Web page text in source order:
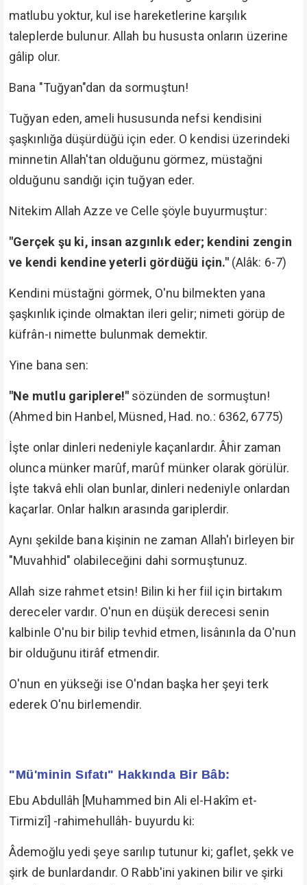
matlubu yoktur, kul ise hareketlerine karşılık
taleplerde bulunur. Allah bu hususta onların üzerine
gâlip olur.
Bana "Tuğyan"dan da sormuştun!
Tuğyan eden, ameli hususunda nefsi kendisini
şaşkınlığa düşürdüğü için eder. O kendisi üzerindeki
minnetin Allah'tan olduğunu görmez, müstağni
olduğunu sandığı için tuğyan eder.
Nitekim Allah Azze ve Celle şöyle buyurmuştur:
"Gerçek şu ki, insan azgınlık eder; kendini zengin
ve kendi kendine yeterli gördüğü için."(Alâk: 6-7)
Kendini müstağni görmek, O'nu bilmekten yana
şaşkınlık içinde olmaktan ileri gelir; nimeti görüp de
küfrân-ı nimette bulunmak demektir.
Yine bana sen:
"Ne mutlu gariplere!" sözünden de sormuştun!
(Ahmed bin Hanbel, Müsned, Had. no.: 6362, 6775)
İşte onlar dinleri nedeniyle kaçanlardır. Âhir zaman
olunca münker marûf, marûf münker olarak görülür.
İşte takvâ ehli olan bunlar, dinleri nedeniyle onlardan
kaçarlar. Onlar halkın arasında gariplerdir.
Aynı şekilde bana kişinin ne zaman Allah'ı birleyen bir
"Muvahhid" olabileceğini dahi sormuştunuz.
Allah size rahmet etsin! Bilin ki her fiil için birtakım
dereceler vardır. O'nun en düşük derecesi senin
kalbinle O'nu bir bilip tevhid etmen, lisânınla da O'nun
bir olduğunu itirâf etmendir.
O'nun en yükseği ise O'ndan başka her şeyi terk
ederek O'nu birlemendir.
"Mü'minin Sıfatı" Hakkında Bir Bâb:
Ebu Abdullâh [Muhammed bin Ali el-Hakîm et-
Tirmizî] -rahimehullâh- buyurdu ki:
Âdemoğlu yedi şeye sarılıp tutunur ki; gaflet, şekk ve
şirk de bunlardandır. O Rabb'ini yakinen bilir ve şirki